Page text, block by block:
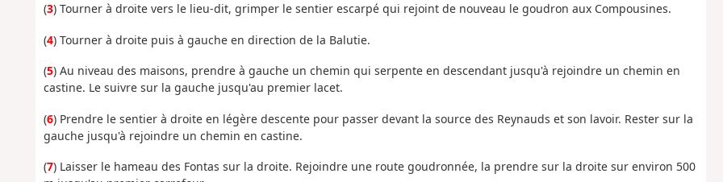
(3) Tourner à droite vers le lieu-dit, grimper le sentier escarpé qui rejoint de nouveau le goudron aux Compousines.
(4) Tourner à droite puis à gauche en direction de la Balutie.
(5) Au niveau des maisons, prendre à gauche un chemin qui serpente en descendant jusqu'à rejoindre un chemin en
castine. Le suivre sur la gauche jusqu'au premier lacet.
(6) Prendre le sentier à droite en légère descente pour passer devant la source des Reynauds et son lavoir. Rester sur la
gauche jusqu'à rejoindre un chemin en castine.
(7) Laisser le hameau des Fontas sur la droite. Rejoindre une route goudronnée, la prendre sur la droite sur environ 500